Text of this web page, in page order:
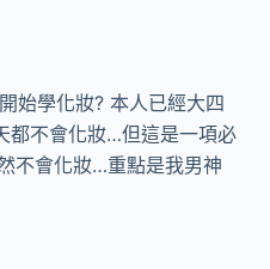
始學化妝? 本人已經大四
都不會化妝…但這是一項必
不會化妝…重點是我男神